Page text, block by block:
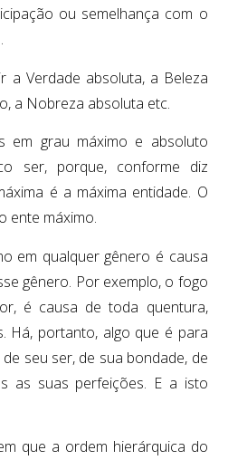
ou semelhança com o
a Verdade absoluta, a Beleza
a Nobreza absoluta etc.
em grau máximo e absoluto
ser, porque, conforme diz
é a máxima entidade. O
ente máximo.
em qualquer gênero é causa
gênero. Por exemplo, o fogo
é causa de toda quentura,
Há, portanto, algo que é para
seu ser, de sua bondade, de
as suas perfeições. E a isto
que a ordem hierárquica do